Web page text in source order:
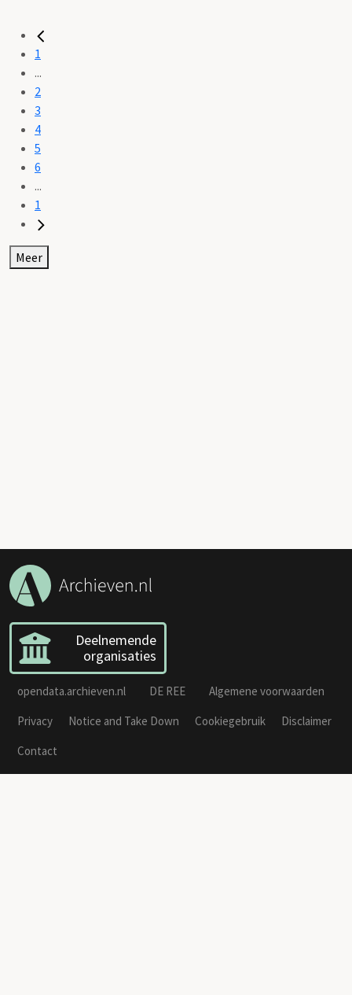
1
...
2
3
4
5
6
...
1
Meer
Deelnemende
organisaties
opendata.archieven.nl DE REE
Algemene voorwaarden
Privacy
Notice and Take Down Cookiegebruik
Disclaimer
Contact